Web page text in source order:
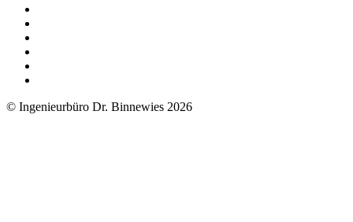
© Ingenieurbüro Dr. Binnewies 2026